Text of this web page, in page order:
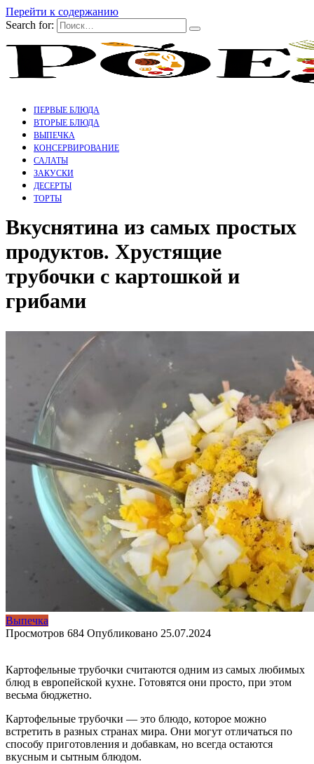
Перейти к содержанию
Search for:
ПЕРВЫЕ БЛЮДА
ВТОРЫЕ БЛЮДА
ВЫПЕЧКА
КОНСЕРВИРОВАНИЕ
САЛАТЫ
ЗАКУСКИ
ДЕСЕРТЫ
ТОРТЫ
Вкуснятина из самых простых
продуктов. Хрустящие
трубочки с картошкой и
грибами
Выпечка
Просмотров 684 Опубликовано 25.07.2024
Картофельные трубочки считаются одним из самых любимых
блюд в европейской кухне. Готовятся они просто, при этом
весьма бюджетно.
Картофельные трубочки — это блюдо, которое можно
встретить в разных странах мира. Они могут отличаться по
способу приготовления и добавкам, но всегда остаются
вкусным и сытным блюдом.